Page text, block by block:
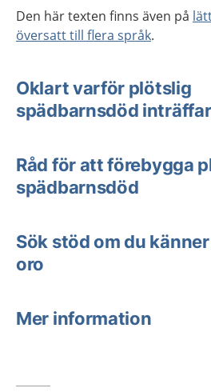
Den här texten finns även på
översatt till flera språk.
Oklart varför plötslig
spädbarnsdöd inträffar
Råd för att förebygga
spädbarnsdöd
Sök stöd om du
oro
Mer information